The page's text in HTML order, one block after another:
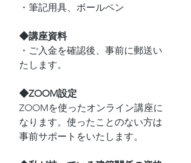
・筆記用具、ボールペン
◆講座資料
・ご入金を確認後、事前に郵送い
たします。
◆ZOOM設定
ZOOMを使ったオンライン講座に
なります。使ったことのない方は
事前サポートをいたします。